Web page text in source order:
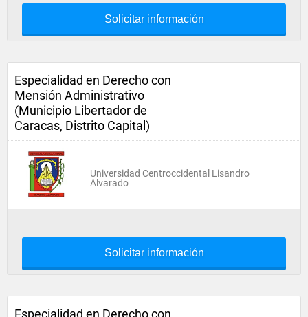
Solicitar información
Especialidad en Derecho con
Mensión Administrativo
(Municipio Libertador de
Caracas, Distrito Capital)
Universidad Centroccidental Lisandro
Alvarado
Solicitar información
Especialidad en Derecho con